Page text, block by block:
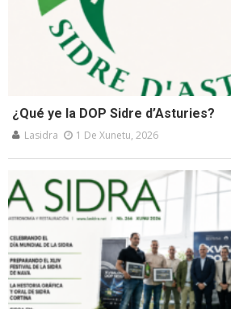
¿Qué ye la DOP Sidre d’Asturies?
Lasidra 1 De Xunetu, 2026